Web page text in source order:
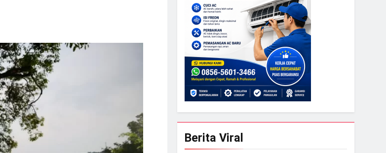
Berita Viral